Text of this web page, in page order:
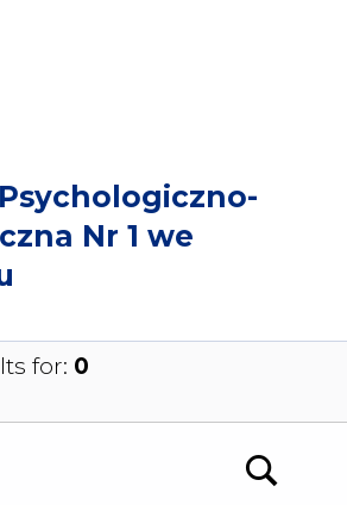
Nr 1 we
for: 0